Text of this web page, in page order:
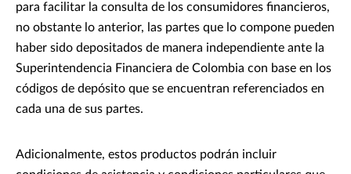
para facilitar la consulta de los consumidores financieros,
no obstante lo anterior, las partes que lo compone pueden
haber sido depositados de manera independiente ante la
Superintendencia Financiera de Colombia con base en los
códigos de depósito que se encuentran referenciados en
cada una de sus partes.
Adicionalmente, estos productos podrán incluir